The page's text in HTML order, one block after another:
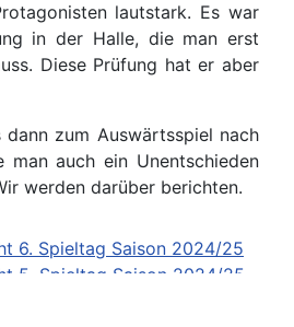
lautstark. Es war
in der Halle, die man erst
Diese Prüfung hat er aber
zum Auswärtsspiel nach
auch ein Unentschieden
werden darüber berichten.
6. Spieltag Saison 2024/25
5. Spieltag Saison 2024/25